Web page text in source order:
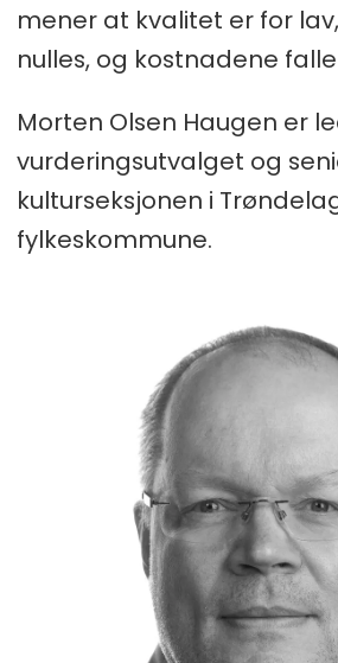
mener at kvalitet er for
nulles, og kostnadene
Morten Olsen Haugen er
vurderingsutvalget og
kulturseksjonen i
fylkeskommune.